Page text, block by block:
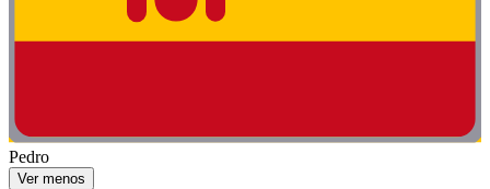
Pedro
Ver menos